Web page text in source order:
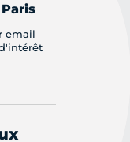
email